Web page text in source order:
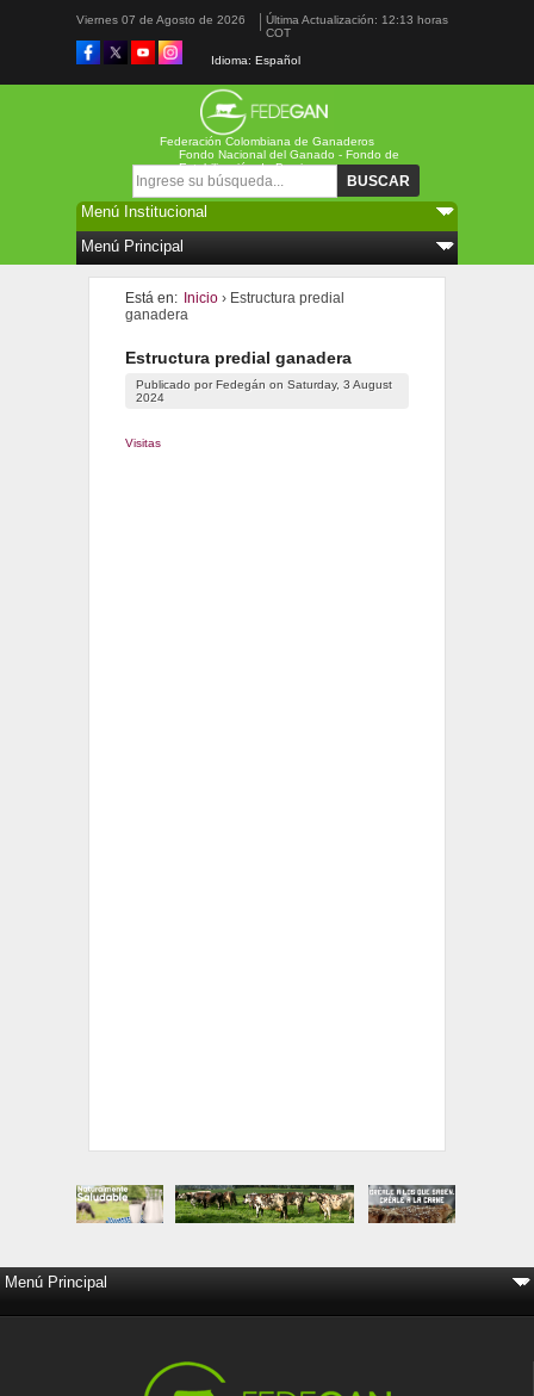
Viernes 07 de Agosto de 2026
Última Actualización: 12:13 horas
COT
Idioma: Español
Federación Colombiana de Ganaderos
Formulario de búsqueda
Fondo Nacional del Ganado - Fondo de
Estabilización de Precios
Está en: Inicio› Estructura predial
ganadera
Estructura predial ganadera
Publicado por Fedegán on Saturday, 3 August
2024
Visitas